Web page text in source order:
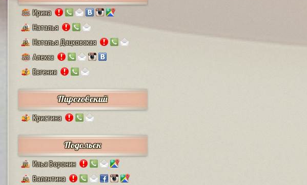
111 Ирина
41 Наталья
25 Наталья Дацковская
128 Алекса
2 Евгения
Пироговский
1 Кристина
Подольск
37 Илья Воронин
14 Валентина